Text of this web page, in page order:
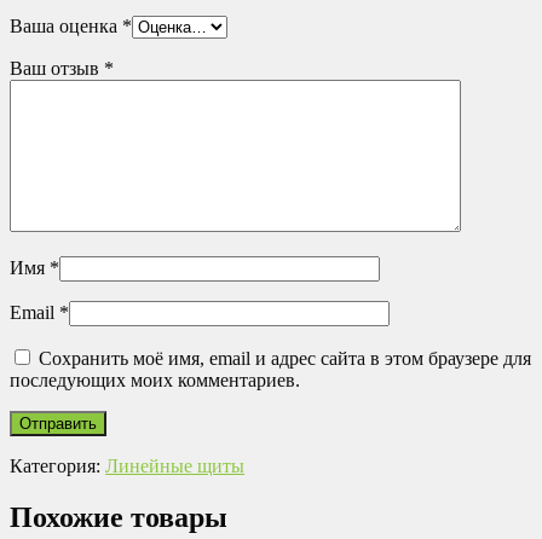
Ваша оценка *
Ваш отзыв *
Имя *
Email *
Сохранить моё имя, email и адрес сайта в этом браузере для
последующих моих комментариев.
Категория: Линейные щиты
Похожие товары